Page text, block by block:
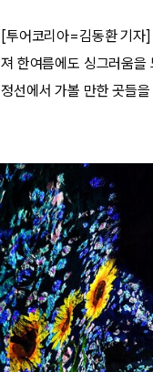
[투어코리아=김동환 기자
져 한여름에도 싱그러움을
정선에서 가볼 만한 곳들